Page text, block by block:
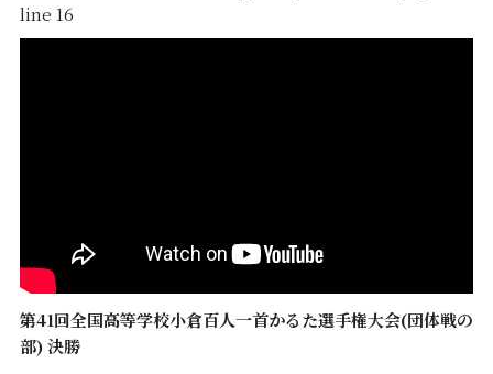
line 16
第41回全国高等学校小倉百人一首かるた選手権大会(団体戦の
部) 決勝